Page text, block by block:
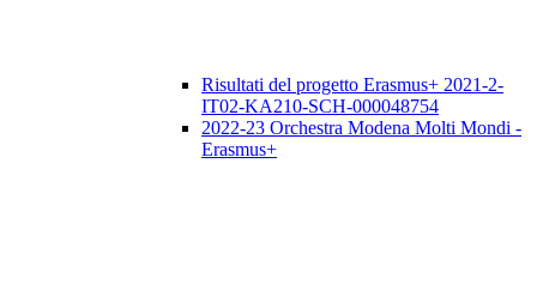
Risultati del progetto Erasmus+ 2021-2-
IT02-KA210-SCH-000048754
2022-23 Orchestra Modena Molti Mondi -
Erasmus+